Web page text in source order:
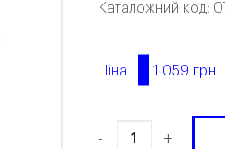
Каталожний код:
Ціна 1 059 грн
- +